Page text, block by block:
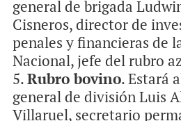
general de brigada
Cisneros, director de
penales y financieras de
Nacional, jefe del rubro
Rubro bovino. Estará
general de división Luis
Villaruel, secretario